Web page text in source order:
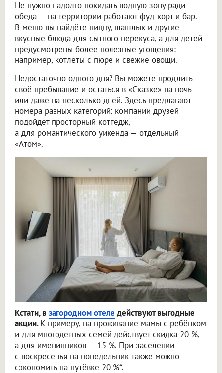
Не нужно надолго покидать водную зону ради
обеда — на территории работают фуд-корт и бар.
В меню вы найдёте пиццу, шашлык и другие
вкусные блюда для сытного перекуса, а для детей
предусмотрены более полезные угощения:
например, котлеты с пюре и свежие овощи.
Недостаточно одного дня? Вы можете продлить
своё пребывание и остаться в «Сказке» на ночь
или даже на несколько дней. Здесь предлагают
номера разных категорий: компании друзей
подойдёт просторный коттедж,
а для романтического уикенда — отдельный
«Атом».
Кстати, в загородном отеле действуют выгодные
акции.К примеру, на проживание мамы с ребёнком
и для многодетных семей действует скидка 20 %,
а для именинников — 15 %. При заселении
с воскресенья на понедельник также можно
сэкономить на путёвке 20 %*.